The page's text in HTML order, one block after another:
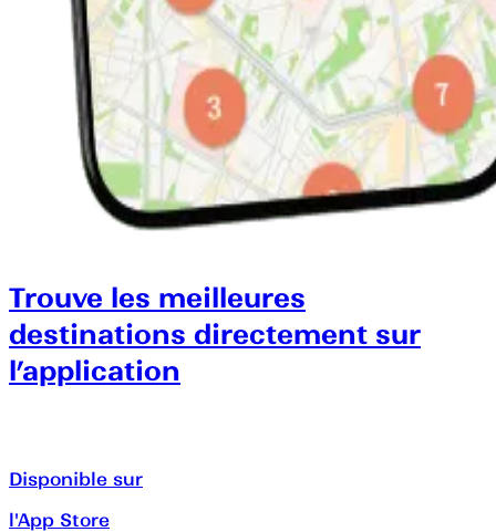
Trouve les meilleures
destinations directement sur
l’application
Disponible sur
l'App Store